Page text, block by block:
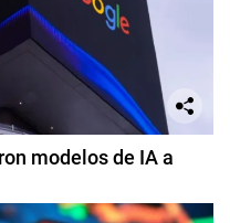
modelos de IA a